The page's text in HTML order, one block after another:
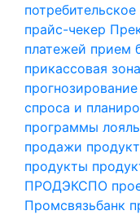
прайс-чекер
платежей прием
прикассовая зона
спроса и
программы
продажи
продукты
ПРОДЭКСПО
Промсвязьбанк